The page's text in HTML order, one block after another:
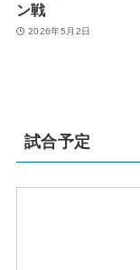
ン戦
2026年5月2日
試合予定